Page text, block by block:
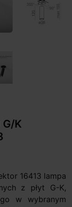
G/K
16413 lampa
z płyt G-K,
w wybranym